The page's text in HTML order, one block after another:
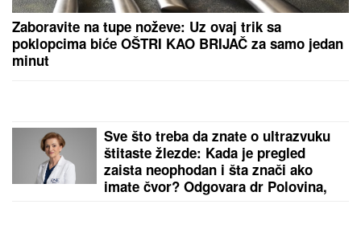
"IMAO SAM PET PROPUŠTENIH POZIVA"Darko
Tanasijević i dalje u ogromnom strahu za svoju